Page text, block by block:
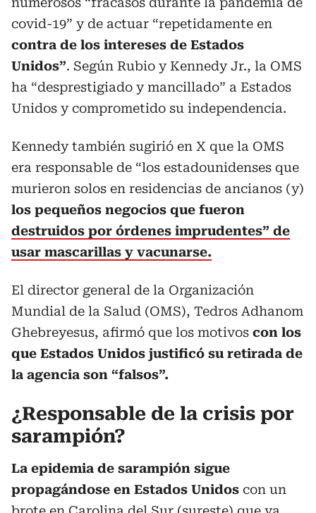
covid-19” y de actuar “repetidamente en
contra de los intereses de Estados
Unidos”. Según Rubio y Kennedy Jr., la OMS
ha “desprestigiado y mancillado” a Estados
Unidos y comprometido su independencia.
Kennedy también sugirió en X que la OMS
era responsable de “los estadounidenses que
murieron solos en residencias de ancianos (y)
los pequeños negocios que fueron
destruidos por órdenes imprudentes” de
usar mascarillas y vacunarse.
El director general de la Organización
Mundial de la Salud (OMS), Tedros Adhanom
Ghebreyesus, afirmó que los motivos con los
que Estados Unidos justificó su retirada de
la agencia son “falsos”.
¿Responsable de la crisis por
sarampión?
La epidemia de sarampión sigue
propagándose en Estados Unidos con un